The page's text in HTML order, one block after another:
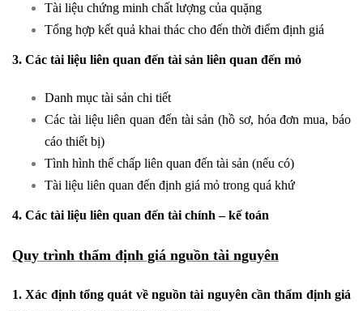
Tài liệu chứng minh chất lượng của quặng
Tổng hợp kết quả khai thác cho đến thời điểm định giá
3. Các tài liệu liên quan đến tài sản liên quan đến mỏ
Danh mục tài sản chi tiết
Các tài liệu liên quan đến tài sản (hồ sơ, hóa đơn mua, báo
cáo thiết bị)
Tình hình thế chấp liên quan đến tài sản (nếu có)
Tài liệu liên quan đến định giá mỏ trong quá khứ
4. Các tài liệu liên quan đến tài chính – kế toán
Quy trình thẩm định giá nguồn tài nguyên
1. Xác định tổng quát về nguồn tài nguyên cần thẩm định giá